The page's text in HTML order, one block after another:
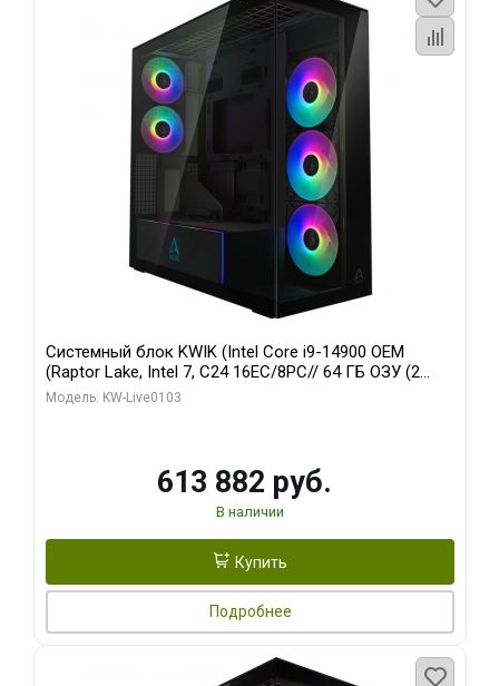
Системный блок KWIK (Intel Core i9-14900 OEM
(Raptor Lake, Intel 7, C24 16EC/8PC// 64 ГБ ОЗУ (2
модуля)/ Afox RTX4090 24GB GDDR6X 384-Bit 3xDP
Модель: KW-Live0103
613 882 руб.
В наличии
Купить
Подробнее